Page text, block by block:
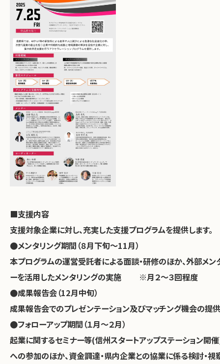
■支援内容
支援対象企業に対し、充実した支援プログラムを提供します。
●メンタリング期間（８月下旬～11月）
本プログラムの運営受託者による面談・研修のほか、外部メン
ーを活用したメンタリングの実施 ※月２～３回程度
●成果報告会（12月中旬）
成果報告会でのプレゼンテーション及びマッチング機会の提供
●フォローアップ期間（１月～２月）
起業に関するセミナー等(信州スタートアップステーション開
への参加のほか、資金調達・県内企業との協業に係る検討・視